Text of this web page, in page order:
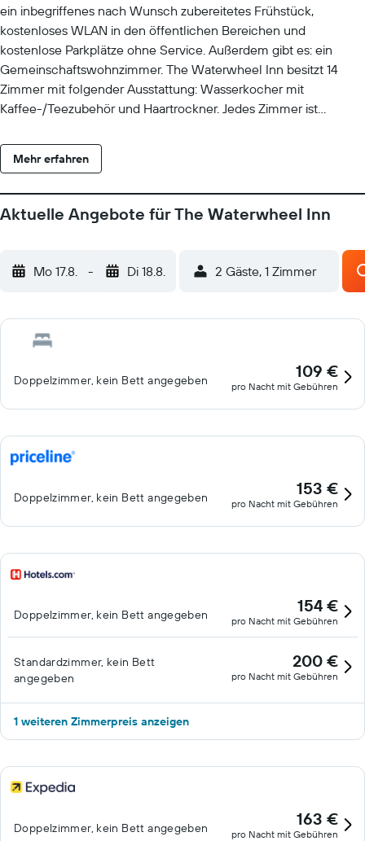
ein inbegriffenes nach Wunsch zubereitetes Frühstück,
kostenloses WLAN in den öffentlichen Bereichen und
kostenlose Parkplätze ohne Service. Außerdem gibt es: ein
Gemeinschaftswohnzimmer. The Waterwheel Inn besitzt 14
Zimmer mit folgender Ausstattung: Wasserkocher mit
Kaffee-/Teezubehör und Haartrockner. Jedes Zimmer ist
Bettwäsche aus ägyptischer Baumwolle und hochwertige
Bettwaren. Flachbildfernseher mit Digitalempfang stehen in den
und kostenlose Toilettenartikel. Dieses Gasthaus in St. Austell
bietet dir einen kostenlosen WLAN-Zugang. Der
bekommst du Bügeleisen/Bügelbretter. Die unten aufgeführten
Freizeitaktivitäten werden entweder vor Ort oder in der Nähe
Mehr erfahren
Aktuelle Angebote für The Waterwheel Inn
Mo 17.8. - Di 18.8. 2 Gäste, 1 Zimmer
Doppelzimmer, kein Bett angegeben 109 €
pro Nacht mit Gebühren
Doppelzimmer, kein Bett angegeben 153 €
pro Nacht mit Gebühren
Doppelzimmer, kein Bett angegeben 154 €
pro Nacht mit Gebühren
Standardzimmer, kein Bett
angegeben
200 €
pro Nacht mit Gebühren
1 weiteren Zimmerpreis anzeigen
Doppelzimmer, kein Bett angegeben 163 €
pro Nacht mit Gebühren